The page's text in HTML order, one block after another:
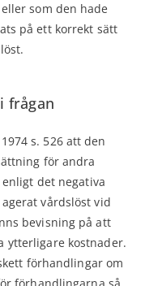
som den hade
på ett korrekt sätt
frågan
s. 526 att den
för andra
det negativa
vårdslöst vid
bevisning på att
ytterligare kostnader.
förhandlingar om